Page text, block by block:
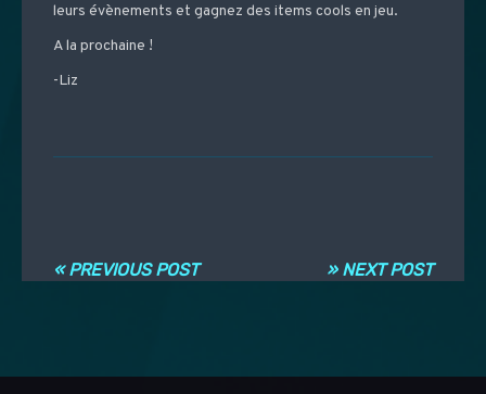
leurs évènements et gagnez des items cools en jeu.
A la prochaine !
-Liz
» NEXT POST
« PREVIOUS POST